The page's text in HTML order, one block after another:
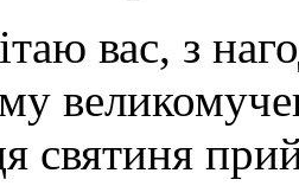
вас, з
святиня